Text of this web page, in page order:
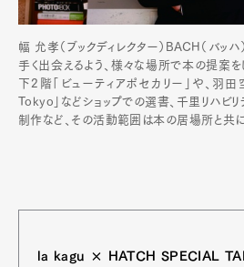
幅 允孝（ブックディレクター）BACH（バッ
手く出会えるよう、様々な場所で本の提案
下2階「ビューティアポセカリー」や、羽
Tokyo」などショップでの選書、千里リハビ
制作など、その活動範囲は本の居場所と共
la kagu × HATCH SPECIAL